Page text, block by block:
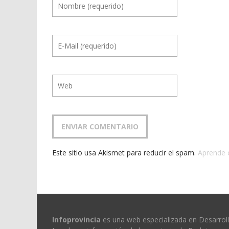
Este sitio usa Akismet para reducir el spam. Aprende
Infoprovincia es una web especializada en